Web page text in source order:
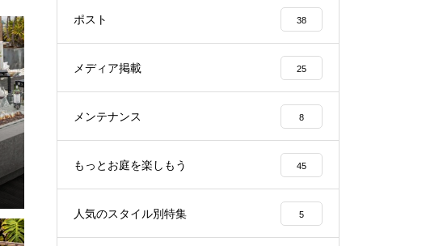
ポスト 38
メディア掲載 25
メンテナンス 8
もっとお庭を楽しもう 45
人気のスタイル別特集 5